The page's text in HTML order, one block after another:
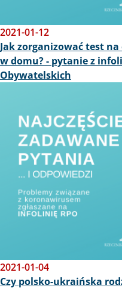
2021-01-12
Jak zorganizować test
w domu? - pytanie z
Obywatelskich
2021-01-04
Czy polsko-ukraińska